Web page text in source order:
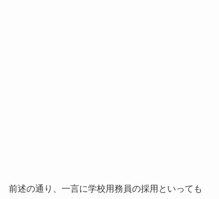
前述の通り、一言に学校用務員の採用といっても